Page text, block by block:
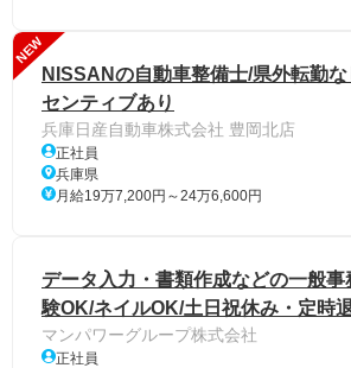
NEW
NISSANの自動車整備士/県外転勤
センティブあり
兵庫日産自動車株式会社 豊岡北店
正社員
兵庫県
月給19万7,200円～24万6,600円
データ入力・書類作成などの一般
験OK/ネイルOK/土日祝休み・定時
マンパワーグループ株式会社
正社員